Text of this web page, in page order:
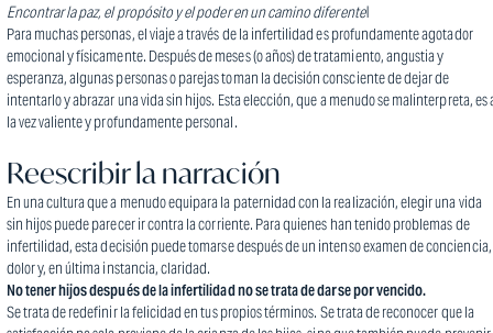
Encontrar la paz, el propósito y el poder en un camino diferente\
Para muchas personas, el viaje a través de la infertilidad es profundamente agotador
emocional y físicamente. Después de meses (o años) de tratamiento, angustia y
esperanza, algunas personas o parejas toman la decisión consciente de dejar de
intentarlo y abrazar una vida sin hijos. Esta elección, que a menudo se malinterpreta, es
la vez valiente y profundamente personal.
Reescribir la narración
En una cultura que a menudo equipara la paternidad con la realización, elegir una vida
sin hijos puede parecer ir contra la corriente. Para quienes han tenido problemas de
infertilidad, esta decisión puede tomarse después de un intenso examen de conciencia,
dolor y, en última instancia, claridad.
No tener hijos después de la infertilidad no se trata de darse por vencido.
Se trata de redefinir la felicidad en tus propios términos. Se trata de reconocer que la